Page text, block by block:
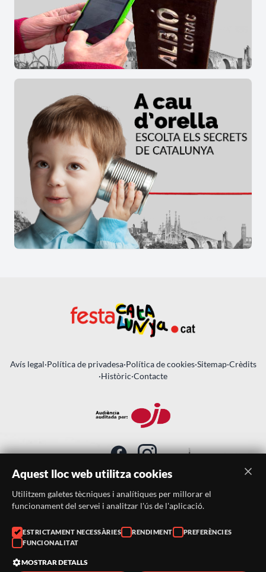
Avís legal·Política de privadesa·Política de cookies·Sitemap·Crèdits
·Històric·Contacte
SUBSCRIU-TE AL BUTLLETÍ
Telèfon:
938046359
Correu:
Aquest lloc web utilitza cookies
Utilitzem galetes tècniques i analítiques per millorar el
funcionament del servei i analitzar l'ús de l'aplicació.
ESTRICTAMENT NECESSÀRIES RENDIMENT
PREFERÈNCIES
FUNCIONALITAT
MOSTRAR DETALLS